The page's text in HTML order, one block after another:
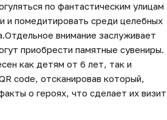
по фантастическим улицам
и помедитировать среди целебных
внимание заслуживает
приобрести памятные сувениры.
как детям от 6 лет, так и
code, отсканировав который,
о героях, что сделает их визит